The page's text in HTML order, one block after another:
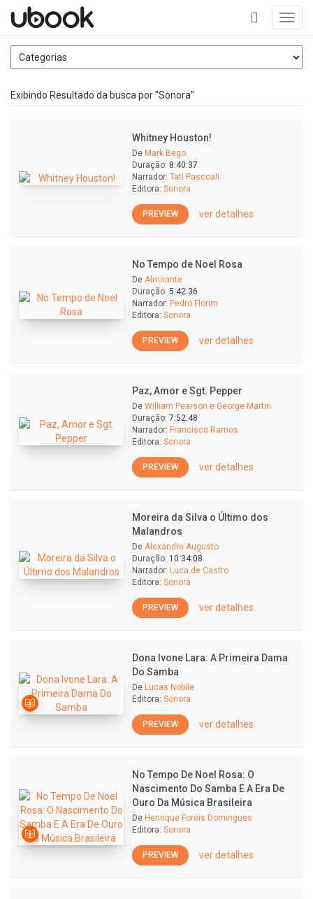
+
Exibindo Resultado da busca por "Sonora"
Whitney Houston!
De Mark Bego
Duração: 8:40:37
Narrador: Tati Pascoali
Editora: Sonora
PREVIEW ver detalhes
No Tempo de Noel Rosa
De Almirante
Duração: 5:42:36
Narrador: Pedro Florim
Editora: Sonora
PREVIEW ver detalhes
Paz, Amor e Sgt. Pepper
De William Pearson e George Martin
Duração: 7:52:48
Narrador: Francisco Ramos
Editora: Sonora
PREVIEW ver detalhes
Moreira da Silva o Último dos
Malandros
De Alexandre Augusto
Duração: 10:34:08
Narrador: Luca de Castro
Editora: Sonora
PREVIEW ver detalhes
Dona Ivone Lara: A Primeira Dama
Do Samba
De Lucas Nobile
Editora: Sonora
PREVIEW ver detalhes
No Tempo De Noel Rosa: O
Nascimento Do Samba E A Era De
Ouro Da Música Brasileira
De Henrique Foréis Domingues
Editora: Sonora
PREVIEW ver detalhes